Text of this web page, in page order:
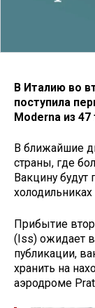
В Италию во
поступила
Moderna из
В ближайшие
страны, где
Вакцину будут
Прибытие
(Iss) ожидает
публикации,
хранить на
аэродроме